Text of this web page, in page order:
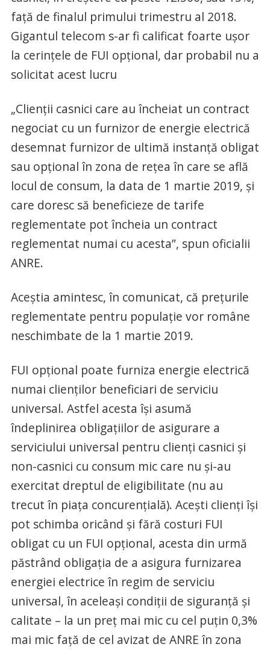
faţă de finalul primului trimestru al 2018.
Gigantul telecom s-ar fi calificat foarte uşor
la cerinţele de FUI opţional, dar probabil nu a
solicitat acest lucru
„Clienţii casnici care au încheiat un contract
negociat cu un furnizor de energie electrică
desemnat furnizor de ultimă instanţă obligat
sau opţional în zona de reţea în care se află
locul de consum, la data de 1 martie 2019, şi
care doresc să beneficieze de tarife
reglementate pot încheia un contract
reglementat numai cu acesta”, spun oficialii
ANRE.
Aceştia amintesc, în comunicat, că preţurile
reglementate pentru populaţie vor române
neschimbate de la 1 martie 2019.
FUI opţional poate furniza energie electrică
numai clienţilor beneficiari de serviciu
universal. Astfel acesta îşi asumă
îndeplinirea obligaţiilor de asigurare a
serviciului universal pentru clienți casnici și
non-casnici cu consum mic care nu și-au
exercitat dreptul de eligibilitate (nu au
trecut în piața concurențială). Acești clienți îşi
pot schimba oricând şi fără costuri FUI
obligat cu un FUI opţional, acesta din urmă
păstrând obligaţia de a asigura furnizarea
energiei electrice în regim de serviciu
universal, în aceleaşi condiţii de siguranţă şi
calitate – la un preț mai mic cu cel puţin 0,3%
mai mic față de cel avizat de ANRE în zona